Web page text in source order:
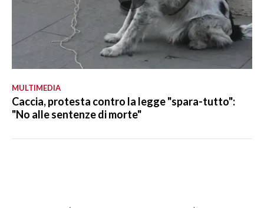
MULTIMEDIA
Caccia, protesta contro la legge "spara-tutto":
"No alle sentenze di morte"